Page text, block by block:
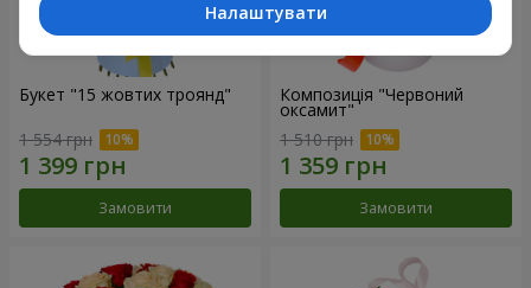
Букет "15 жовтих троянд"
1 554 грн
Замовити
Композиція "Червоний
оксамит"
1 510 грн
Замовити
Налаштувати